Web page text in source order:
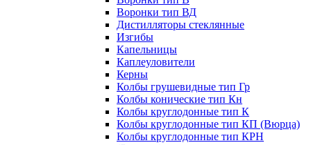
Воронки тип ВД
Дистилляторы стеклянные
Изгибы
Капельницы
Каплеуловители
Керны
Колбы грушевидные тип Гр
Колбы конические тип Кн
Колбы круглодонные тип К
Колбы круглодонные тип КП (Вюрца)
Колбы круглодонные тип КРН